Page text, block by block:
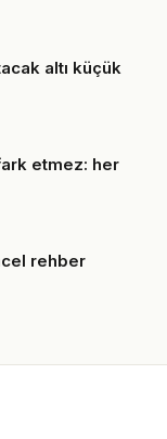
altı küçük
etmez: her
rehber